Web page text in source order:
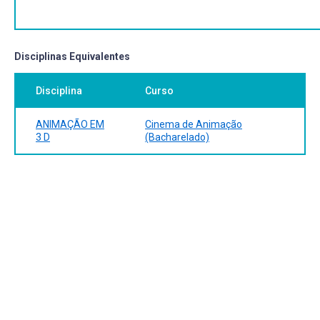
778.5347 L866c (BCS) (BCS: 2 exemplares)
Animation. 1st ed. 2008. VIII, 296 p ISBN 9781846289071.
(ebook – disponível via pergamum UFPel)
Disciplinas Equivalentes
Disciplina Curso
ANIMAÇÃO EM
3 D
Cinema de Animação
(Bacharelado)